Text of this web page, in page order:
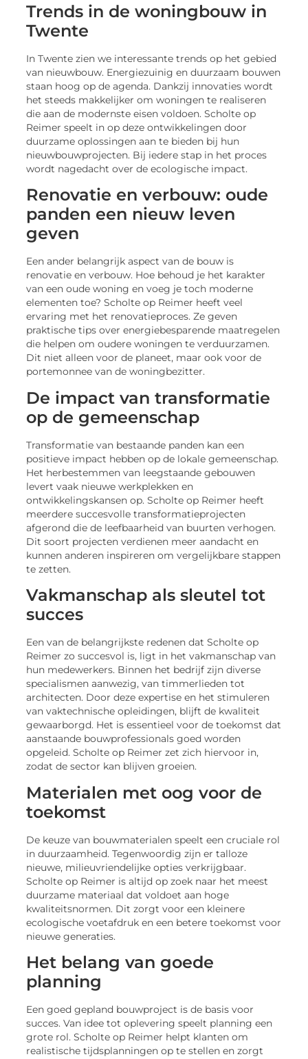
Trends in de woningbouw in
Twente
In Twente zien we interessante trends op het gebied
van nieuwbouw. Energiezuinig en duurzaam bouwen
staan hoog op de agenda. Dankzij innovaties wordt
het steeds makkelijker om woningen te realiseren
die aan de modernste eisen voldoen. Scholte op
Reimer speelt in op deze ontwikkelingen door
duurzame oplossingen aan te bieden bij hun
nieuwbouwprojecten. Bij iedere stap in het proces
wordt nagedacht over de ecologische impact.
Renovatie en verbouw: oude
panden een nieuw leven
geven
Een ander belangrijk aspect van de bouw is
renovatie en verbouw. Hoe behoud je het karakter
van een oude woning en voeg je toch moderne
elementen toe? Scholte op Reimer heeft veel
ervaring met het renovatieproces. Ze geven
praktische tips over energiebesparende maatregelen
die helpen om oudere woningen te verduurzamen.
Dit niet alleen voor de planeet, maar ook voor de
portemonnee van de woningbezitter.
De impact van transformatie
op de gemeenschap
Transformatie van bestaande panden kan een
positieve impact hebben op de lokale gemeenschap.
Het herbestemmen van leegstaande gebouwen
levert vaak nieuwe werkplekken en
ontwikkelingskansen op. Scholte op Reimer heeft
meerdere succesvolle transformatieprojecten
afgerond die de leefbaarheid van buurten verhogen.
Dit soort projecten verdienen meer aandacht en
kunnen anderen inspireren om vergelijkbare stappen
te zetten.
Vakmanschap als sleutel tot
succes
Een van de belangrijkste redenen dat Scholte op
Reimer zo succesvol is, ligt in het vakmanschap van
hun medewerkers. Binnen het bedrijf zijn diverse
specialismen aanwezig, van timmerlieden tot
architecten. Door deze expertise en het stimuleren
van vaktechnische opleidingen, blijft de kwaliteit
gewaarborgd. Het is essentieel voor de toekomst dat
aanstaande bouwprofessionals goed worden
opgeleid. Scholte op Reimer zet zich hiervoor in,
zodat de sector kan blijven groeien.
Materialen met oog voor de
toekomst
De keuze van bouwmaterialen speelt een cruciale rol
in duurzaamheid. Tegenwoordig zijn er talloze
nieuwe, milieuvriendelijke opties verkrijgbaar.
Scholte op Reimer is altijd op zoek naar het meest
duurzame materiaal dat voldoet aan hoge
kwaliteitsnormen. Dit zorgt voor een kleinere
ecologische voetafdruk en een betere toekomst voor
nieuwe generaties.
Het belang van goede
planning
Een goed gepland bouwproject is de basis voor
succes. Van idee tot oplevering speelt planning een
grote rol. Scholte op Reimer helpt klanten om
realistische tijdsplanningen op te stellen en zorgt